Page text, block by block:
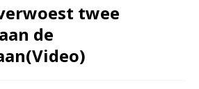
twee
de